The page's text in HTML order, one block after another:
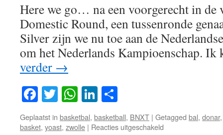
Here we go… na een voorgerecht in de
Domestic Round, een tussenronde
Silver zijn we nu toe aan de
om het Nederlands Kampioenschap.
verder →
Facebook
TwitterWhatsApp
LinkedIn
Geplaatst in basketbal, basketball, BNXT | Getagged bal, donar
basket, yoast, zwolle | Reacties uitgeschakeld